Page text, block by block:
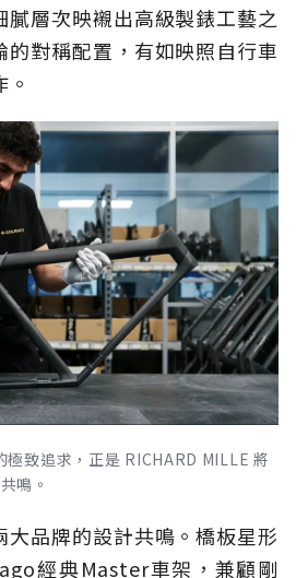
膩層次映襯出高級製錶工藝之
的對稱配置，有如映照自行車
致追求，正是 RICHARD MILLE 將
鳴。
品牌的設計共鳴。橋板星形
經典Master車架，兼顧剛